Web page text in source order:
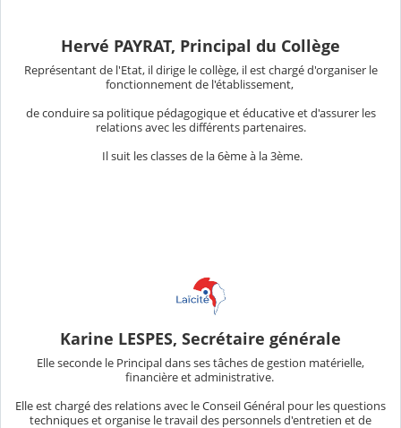
Hervé PAYRAT, Principal du Collège
Représentant de l'Etat, il dirige le collège, il est chargé d'organiser le
fonctionnement de l'établissement,
de conduire sa politique pédagogique et éducative et d'assurer les
relations avec les différents partenaires.
Il suit les classes de la 6ème à la 3ème.
Karine LESPES, Secrétaire générale
Elle seconde le Principal dans ses tâches de gestion matérielle,
financière et administrative.
Elle est chargé des relations avec le Conseil Général pour les questions
techniques et organise le travail des personnels d'entretien et de